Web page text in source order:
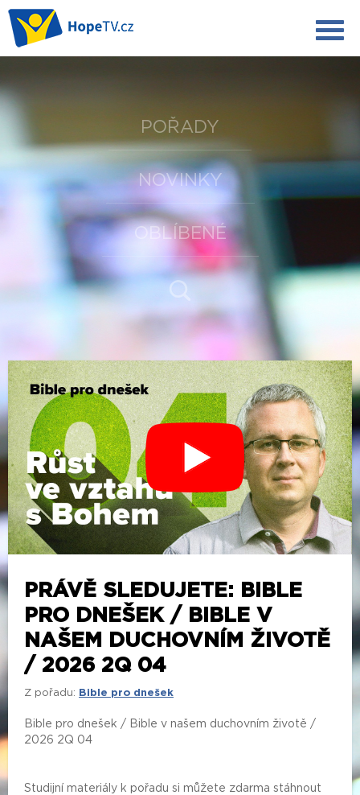
POŘADY
NOVINKY
OBLÍBENÉ
PRÁVĚ SLEDUJETE: BIBLE
PRO DNEŠEK / BIBLE V
NAŠEM DUCHOVNÍM ŽIVOTĚ
/ 2026 2Q 04
Z pořadu: Bible pro dnešek
Bible pro dnešek / Bible v našem duchovním životě /
2026 2Q 04
Studijní materiály k pořadu si můžete zdarma stáhnout